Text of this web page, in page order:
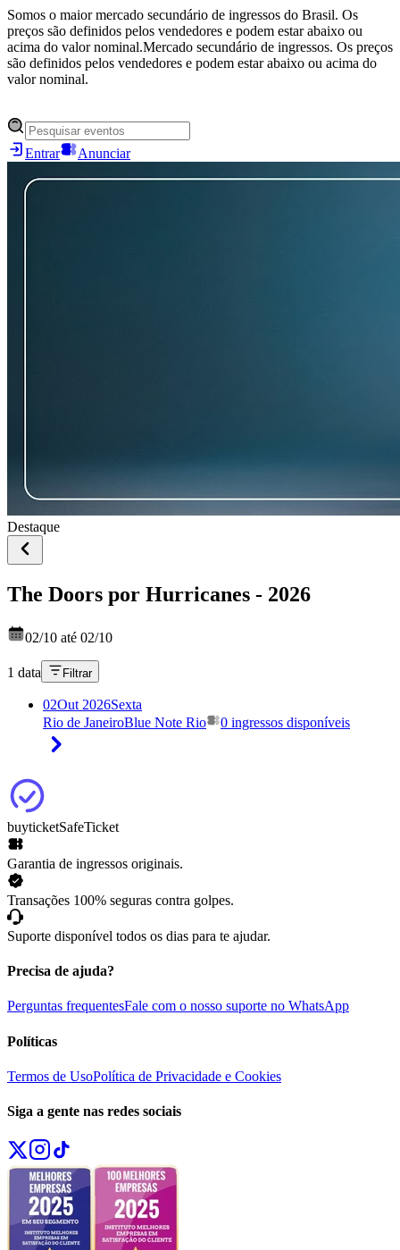
Somos o maior mercado secundário de ingressos do Brasil. Os
preços são definidos pelos vendedores e podem estar abaixo ou
acima do valor nominal.Mercado secundário de ingressos. Os preços
são definidos pelos vendedores e podem estar abaixo ou acima do
valor nominal.
Entrar Anunciar
Destaque
The Doors por Hurricanes - 2026
02/10 até 02/10
1 data Filtrar
02Out 2026Sexta
Rio de JaneiroBlue Note Rio 0 ingressos disponíveis
buyticketSafeTicket
Garantia de ingressos originais.
Transações 100% seguras contra golpes.
Suporte disponível todos os dias para te ajudar.
Precisa de ajuda?
Perguntas frequentesFale com o nosso suporte no WhatsApp
Políticas
Termos de UsoPolítica de Privacidade e Cookies
Siga a gente nas redes sociais